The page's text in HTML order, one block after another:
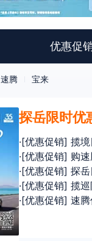
优惠促
速腾 宝来
探岳限时优
·[优惠促销] 揽
·[优惠促销] 购
·[优惠促销] 探
·[优惠促销] 揽
·[优惠促销] 速